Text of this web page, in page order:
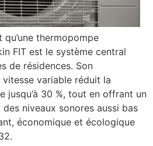
thermopompe
FIT est le système central
de résidences. Son
variable réduit la
jusqu’à 30 %, tout en offrant un
niveaux sonores aussi bas
économique et écologique